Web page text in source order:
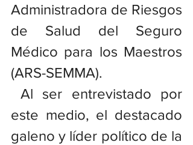
Administradora de Riesgos
de Salud del Seguro
Médico para los Maestros
(ARS-SEMMA).
Al ser entrevistado por
este medio, el destacado
galeno y líder político de la